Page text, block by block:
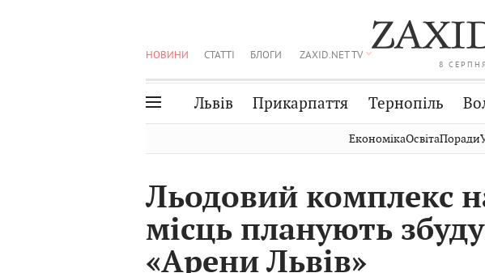
8
НОВИНИ СТАТТІ БЛОГИ ZAXID.NET TV
Львів Прикарпаття Тернопіль
Волинь
Закарпаття
Чернівці
Стрий
Хмельницький
ЕкономікаОсвітаПоради
Льодовий комплекс
місць планують
«Арени Львів»